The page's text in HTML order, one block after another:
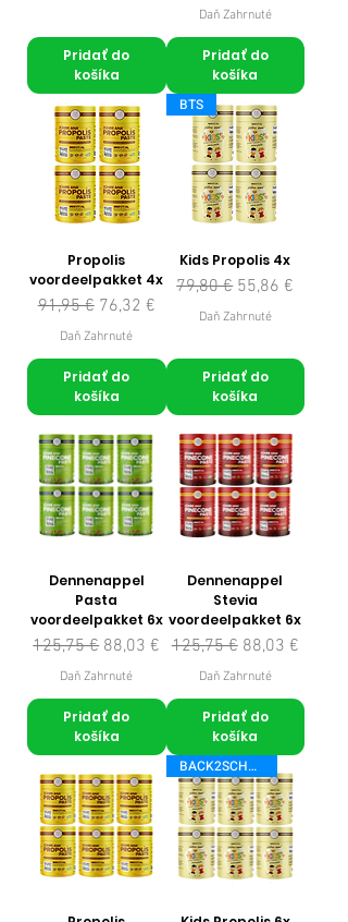
Pridať do
košíka
Daň Zahrnuté
Pridať do
košíka
Propolis
voordeelpakket 4x
Normálna cena
91,95 € Zľavnená cena
76,32 €
Daň Zahrnuté
Pridať do
košíka
BTS
Kids Propolis 4x
Normálna cena
79,80 € Zľavnená cena
55,86 €
Daň Zahrnuté
Pridať do
košíka
Dennenappel
Pasta
voordeelpakket 6x
Normálna cena
125,75 € Zľavnená cena
88,03 €
Daň Zahrnuté
Pridať do
košíka
Dennenappel
Stevia
voordeelpakket 6x
Normálna cena
125,75 € Zľavnená cena
88,03 €
Daň Zahrnuté
Pridať do
košíka
BACK2SCHOOL